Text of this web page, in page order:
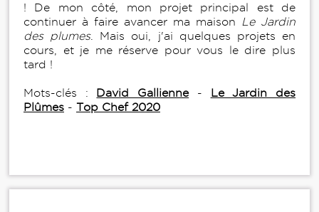
! De mon côté, mon projet principal est de
continuer à faire avancer ma maison
Le Jardin
des plumes. Mais oui, j'ai quelques projets en
cours, et je me réserve pour vous le dire plus
tard !
Mots-clés : David Gallienne- Le Jardin des
Plûmes - Top Chef 2020